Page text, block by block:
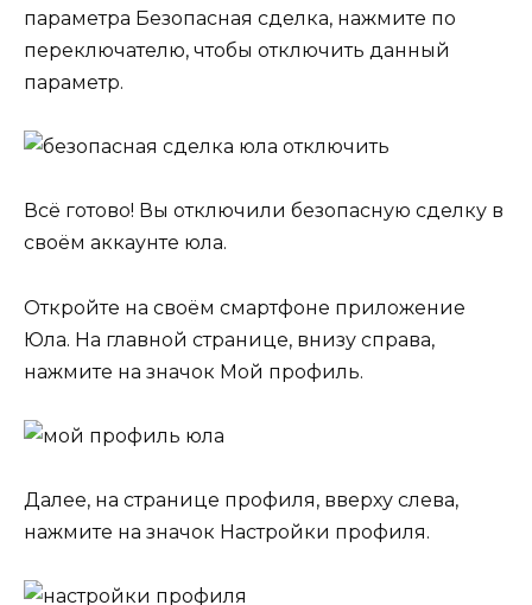
параметра Безопасная сделка, нажмите по
переключателю, чтобы отключить данный
параметр.
Всё готово! Вы отключили безопасную сделку в
своём аккаунте юла.
Откройте на своём смартфоне приложение
Юла. На главной странице, внизу справа,
нажмите на значок Мой профиль.
Далее, на странице профиля, вверху слева,
нажмите на значок Настройки профиля.